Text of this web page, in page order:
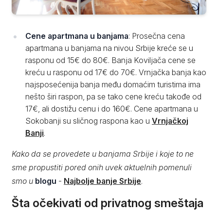
Cene apartmana u banjama: Prosečna cena
apartmana u banjama na nivou Srbije kreće se u
rasponu od 15€ do 80€. Banja Koviljača cene se
kreću u rasponu od 17€ do 70€. Vrnjačka banja kao
najsposećenija banja među domaćim turistima ima
nešto širi raspon, pa se tako cene kreću takođe od
17€, ali dostižu cenu i do 160€. Cene apartmana u
Sokobanji su sličnog raspona kao u Vrnjačkoj
Banji.
Kako da se provedete u banjama Srbije i koje to ne
sme propustiti pored onih uvek aktuelnih pomenuli
smo u blogu - Najbolje banje Srbije.
Šta očekivati od privatnog smeštaja